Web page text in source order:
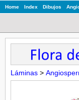
Home Index Dibujos
Láminas >